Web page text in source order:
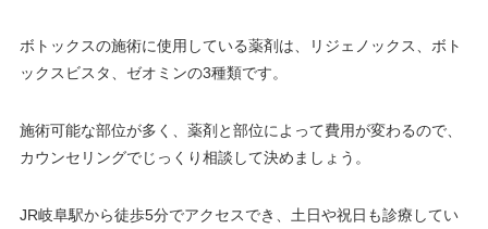
ボトックスの施術に使用している薬剤は、リジェノックス、ボト
ックスビスタ、ゼオミンの3種類です。
施術可能な部位が多く、薬剤と部位によって費用が変わるので、
カウンセリングでじっくり相談して決めましょう。
JR岐阜駅から徒歩5分でアクセスでき、土日や祝日も診療してい